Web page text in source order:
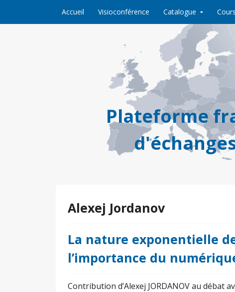
Accueil Visioconférence Catalogue
Plateforme
Alexej Jordanov
La nature exponentielle
l’importance du
Contribution d’Alexej JORDANOV au débat